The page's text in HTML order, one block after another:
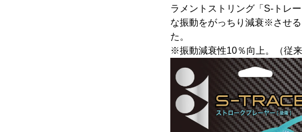
ラメントストリング「S-トレ
な振動をがっちり減衰※させ
た。
※振動減衰性10％向上。（従